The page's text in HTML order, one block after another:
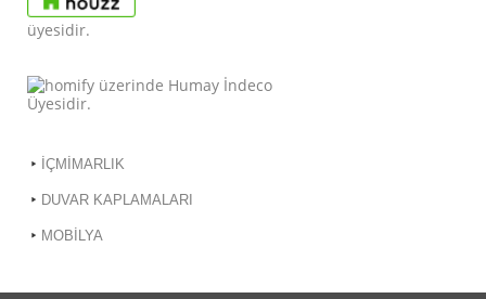
üyesidir.
Üyesidir.
İÇMİMARLIK
DUVAR KAPLAMALARI
MOBİLYA